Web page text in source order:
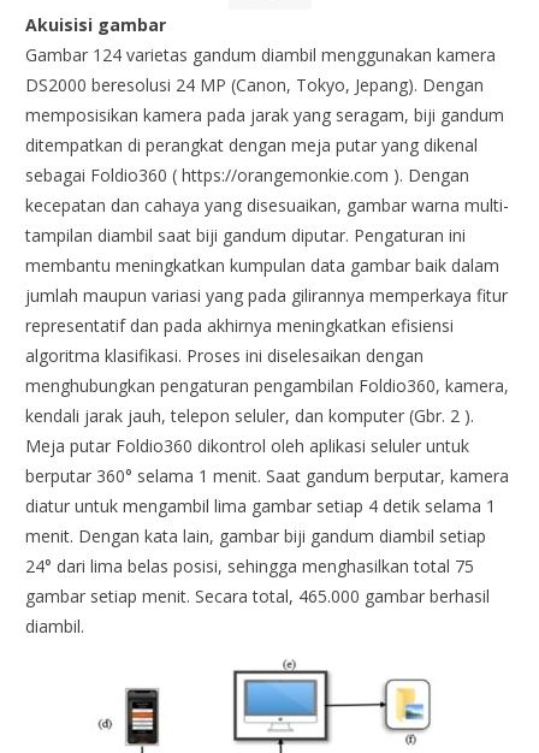
Akuisisi gambar
Gambar 124 varietas gandum diambil menggunakan kamera
DS2000 beresolusi 24 MP (Canon, Tokyo, Jepang). Dengan
memposisikan kamera pada jarak yang seragam, biji gandum
ditempatkan di perangkat dengan meja putar yang dikenal
sebagai Foldio360 ( https://orangemonkie.com ). Dengan
kecepatan dan cahaya yang disesuaikan, gambar warna multi-
tampilan diambil saat biji gandum diputar. Pengaturan ini
membantu meningkatkan kumpulan data gambar baik dalam
jumlah maupun variasi yang pada gilirannya memperkaya fitur
representatif dan pada akhirnya meningkatkan efisiensi
algoritma klasifikasi. Proses ini diselesaikan dengan
menghubungkan pengaturan pengambilan Foldio360, kamera,
kendali jarak jauh, telepon seluler, dan komputer (Gbr. 2 ).
Meja putar Foldio360 dikontrol oleh aplikasi seluler untuk
berputar 360° selama 1 menit. Saat gandum berputar, kamera
diatur untuk mengambil lima gambar setiap 4 detik selama 1
menit. Dengan kata lain, gambar biji gandum diambil setiap
24° dari lima belas posisi, sehingga menghasilkan total 75
gambar setiap menit. Secara total, 465.000 gambar berhasil
diambil.